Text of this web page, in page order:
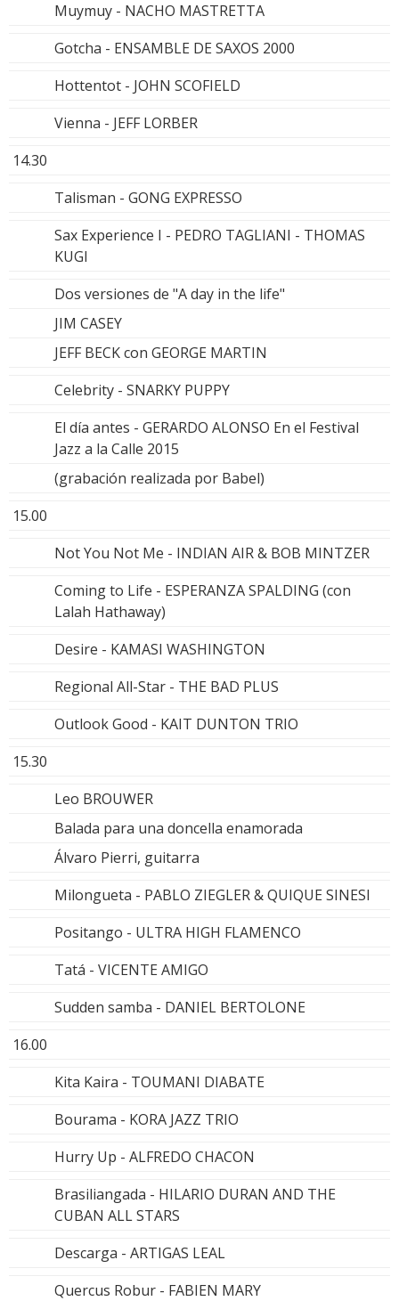
Muymuy - NACHO MASTRETTA
Gotcha - ENSAMBLE DE SAXOS 2000
Hottentot - JOHN SCOFIELD
Vienna - JEFF LORBER
14.30
Talisman - GONG EXPRESSO
Sax Experience I - PEDRO TAGLIANI - THOMAS
KUGI
Dos versiones de "A day in the life"
JIM CASEY
JEFF BECK con GEORGE MARTIN
Celebrity - SNARKY PUPPY
El día antes - GERARDO ALONSO En el Festival
Jazz a la Calle 2015
(grabación realizada por Babel)
15.00
Not You Not Me - INDIAN AIR & BOB MINTZER
Coming to Life - ESPERANZA SPALDING (con
Lalah Hathaway)
Desire - KAMASI WASHINGTON
Regional All-Star - THE BAD PLUS
Outlook Good - KAIT DUNTON TRIO
15.30
Leo BROUWER
Balada para una doncella enamorada
Álvaro Pierri, guitarra
Milongueta - PABLO ZIEGLER & QUIQUE SINESI
Positango - ULTRA HIGH FLAMENCO
Tatá - VICENTE AMIGO
Sudden samba - DANIEL BERTOLONE
16.00
Kita Kaira - TOUMANI DIABATE
Bourama - KORA JAZZ TRIO
Hurry Up - ALFREDO CHACON
Brasiliangada - HILARIO DURAN AND THE
CUBAN ALL STARS
Descarga - ARTIGAS LEAL
Quercus Robur - FABIEN MARY